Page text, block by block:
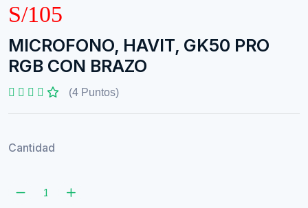
S/105
MICROFONO, HAVIT, GK50 PRO
RGB CON BRAZO
(4 Puntos)
Cantidad